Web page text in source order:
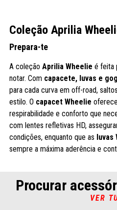
Coleção Aprilia
Prepara-te
A coleção Aprilia Wheelie é feita
notar. Com capacete, luvas e
para cada curva em off-road,
estilo. O capacet Wheelie
respirabilidade e conforto que
com lentes refletivas HD,
condições, enquanto que as luvas
sempre a máxima aderência e
Procurar
VER